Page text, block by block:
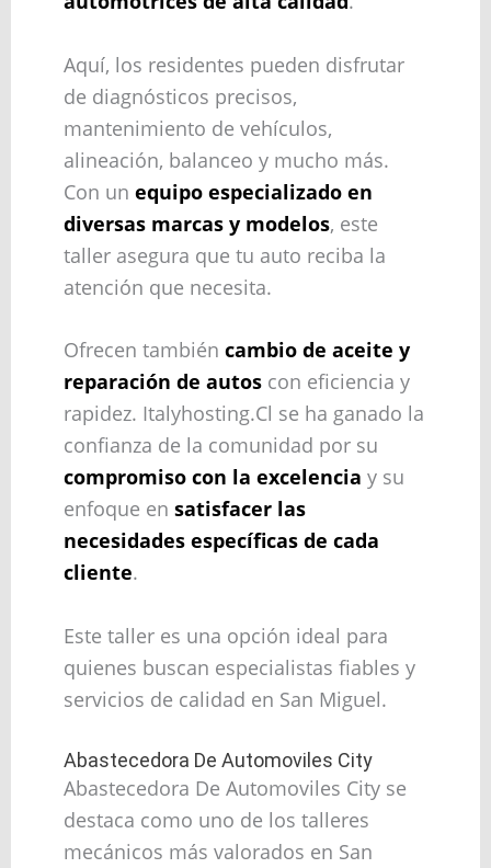
Aquí, los residentes pueden disfrutar
de diagnósticos precisos,
mantenimiento de vehículos,
alineación, balanceo y mucho más.
Con un equipo especializado en
diversas marcas y modelos, este
taller asegura que tu auto reciba la
atención que necesita.
Ofrecen también cambio de aceite y
reparación de autoscon eficiencia y
rapidez. Italyhosting.Cl se ha ganado la
confianza de la comunidad por su
compromiso con la excelencia y su
enfoque en satisfacer las
necesidades específicas de cada
cliente.
Este taller es una opción ideal para
quienes buscan especialistas fiables y
servicios de calidad en San Miguel.
Abastecedora De Automoviles City
Abastecedora De Automoviles City se
destaca como uno de los talleres
mecánicos más valorados en San